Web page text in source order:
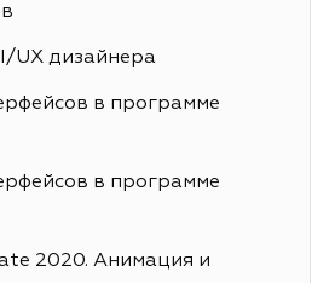
UX дизайнера
в программе
в программе
2020. Анимация и